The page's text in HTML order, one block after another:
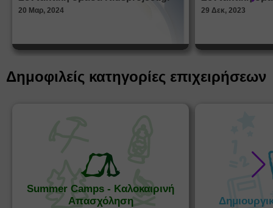
20 Μαρ, 2024 29 Δεκ, 2023
Δημοφιλείς κατηγορίες επιχειρήσεων
Summer Camps - Καλοκαιρινή
Απασχόληση